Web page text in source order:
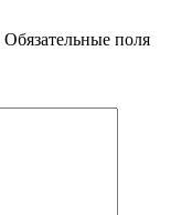
Обязательные поля